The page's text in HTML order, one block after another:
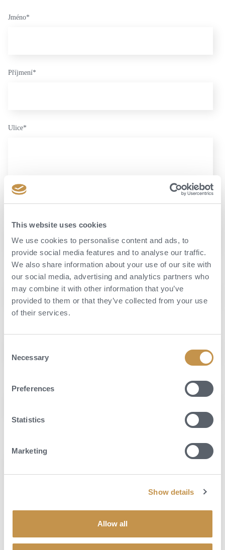
This website uses cookies
We use cookies to personalise content and ads, to
provide social media features and to analyse our traffic.
We also share information about your use of our site with
our social media, advertising and analytics partners who
may combine it with other information that you’ve
provided to them or that they’ve collected from your use
of their services.
Selection
Necessary
Preferences
Statistics
Marketing
Show details
Allow all
Jméno*
Příjmení*
Ulice*
Souhlasím se
a s využitím